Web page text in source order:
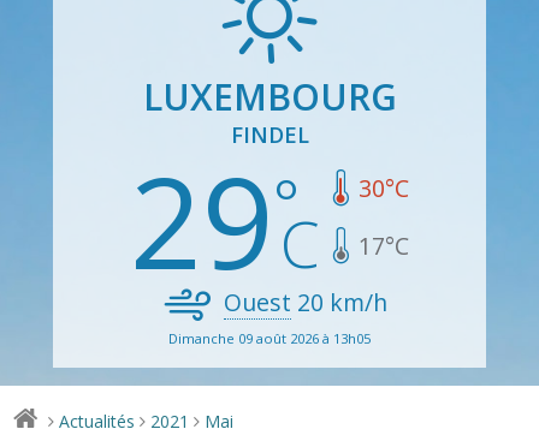
LUXEMBOURG
FINDEL
29 30°C
17°C
Ouest 20 km/h
Dimanche 09 août 2026 à 13h05
> Actualités > 2021 > Mai